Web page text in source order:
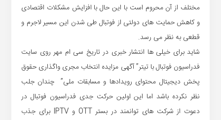
مختلف از آن محروم است با این حال با افزایش مشکلات اقتصادی
و کاهش حمایت های دولتی از فوتبال طی شدن این مسیر لاجرم و
قطعی به نظر می رسد.
شاید برای خیلی ها انتشار خبری در تاریخ سی ام مهر روی سایت
فدراسیون فوتبال با تیتر” آگهی مزایده انتخاب مجری واگذاری حقوق
پخش دیجیتال محتوای رویدادها و مسابقات ملی” چندان جلب
نظر نکرده باشد اما این اولین حرکت جدی فدراسیون فوتبال در
دعوت از شرکت های توانمند در بستر OTT و IPTV برای جذب